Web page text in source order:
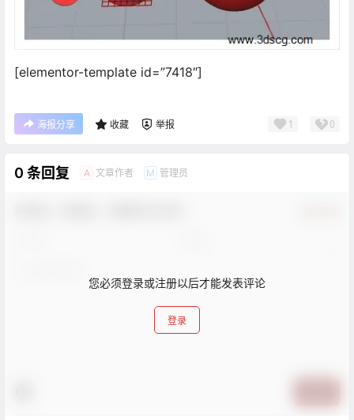
[elementor-template id=”7418″]
海报分享 收藏 举报 1 0
0 条回复 A 文章作者 M 管理员
您必须登录或注册以后才能发表评论
登录